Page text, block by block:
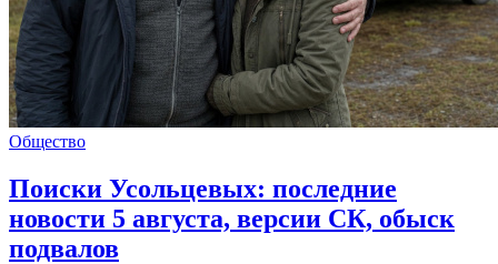
Общество
Поиски Усольцевых: последние
новости 5 августа, версии СК, обыск
подвалов